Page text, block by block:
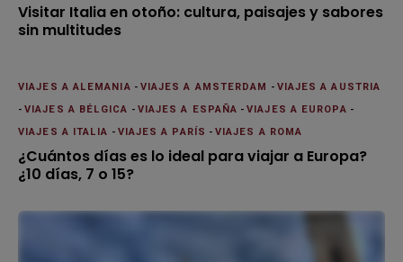
Visitar Italia en otoño: cultura, paisajes y sabores
sin multitudes
VIAJES A ALEMANIA -VIAJES A AMSTERDAM -VIAJES A AUSTRIA
-VIAJES A BÉLGICA -VIAJES A ESPAÑA -VIAJES A EUROPA -
VIAJES A ITALIA -VIAJES A PARÍS -VIAJES A ROMA
¿Cuántos días es lo ideal para viajar a Europa?
¿10 días, 7 o 15?